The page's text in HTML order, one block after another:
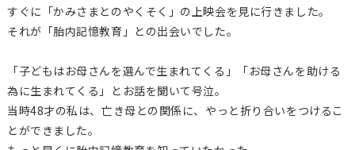
すぐに「かみさまとのやくそく」の上映会を見に行きました。
それが「胎内記憶教育」との出会いでした。
「子どもはお母さんを選んで生まれてくる」「お母さんを助ける
為に生まれてくる」とお話を聞いて号泣。
当時48才の私は、亡き母との関係に、やっと折り合いをつけるこ
とができました。